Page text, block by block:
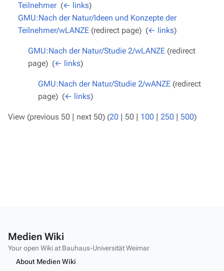
Teilnehmer‎ (← links)
GMU:Nach der Natur/Ideen und Konzepte der
Teilnehmer/wLANZE (redirect page) ‎ (← links)
GMU:Nach der Natur/Studie 2/wLANZE (redirect
page) ‎ (← links)
GMU:Nach der Natur/Studie 2/wANZE (redirect
page) ‎ (← links)
View (previous 50 | next 50) (20 | 50 | 100 | 250 | 500)
Medien Wiki
Your open Wiki at Bauhaus-Universität Weimar
About Medien Wiki